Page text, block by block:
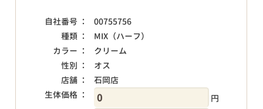
自社番号 ：
00755756
種類 ：
MIX（ハーフ）
カラー ：
クリーム
性別 ：
オス
店舗 ：
石岡店
生体価格 ：
円